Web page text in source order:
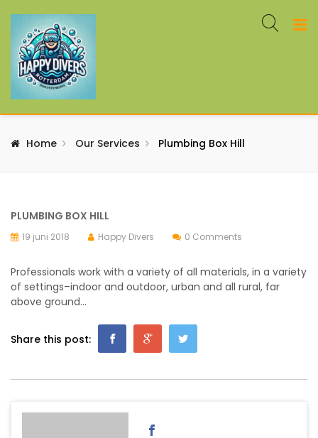
Home Our Services Plumbing Box Hill
PLUMBING BOX HILL
19 juni 2018 Happy Divers 0 Comments
Professionals work with a variety of all materials, in a variety
of settings–indoor and outdoor, urban and all rural, far
above ground…
Share this post: